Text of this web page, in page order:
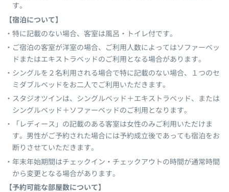
す。
【宿泊について】
特に記載のない場合、客室は風呂・トイレ付です。
ご宿泊の客室が洋室の場合、ご利用人数によってはソファーベッ
ドまたはエキストラベッドのご利用となる場合があります。
シングルを２名利用される場合で特に記載のない場合、１つのセ
ミダブルベッドをお二人でご利用いただきます。
スタジオツインは、シングルベッド＋エキストラベッド、または
シングルベッド＋ソファーベッドのご利用となります。
「レディース」の記載のある客室は女性のみご利用いただけま
す。男性がご予約された場合には予約成立後であっても宿泊をお
断りさせていただきます。
年末年始期間はチェックイン・チェックアウトの時間が通常時間
から変更となる場合があります。
【予約可能な部屋数について】